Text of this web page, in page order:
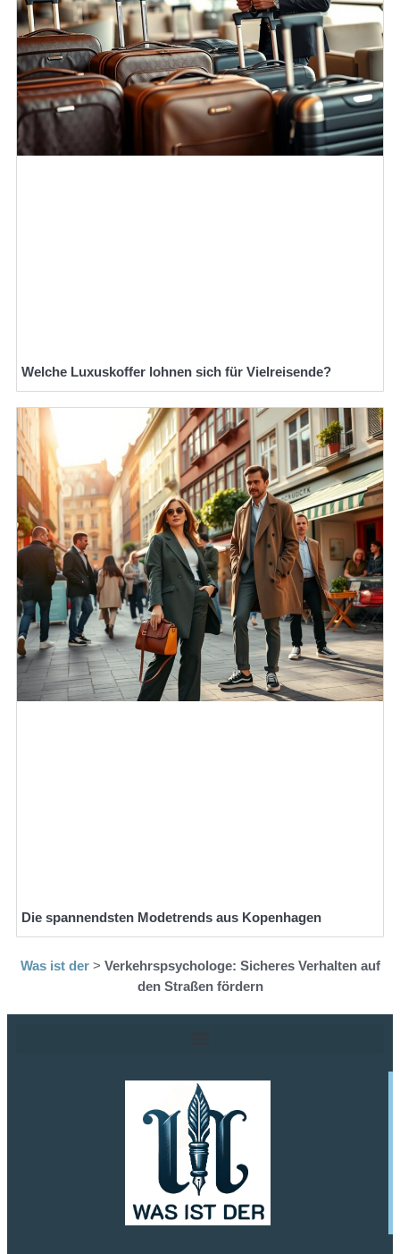
Welche Luxuskoffer lohnen sich für Vielreisende?
Die spannendsten Modetrends aus Kopenhagen
Was ist der> Verkehrspsychologe: Sicheres Verhalten auf
den Straßen fördern